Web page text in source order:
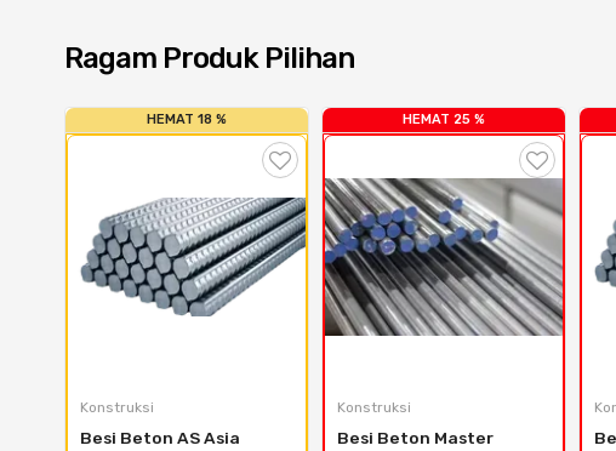
Ragam Produk Pilihan
HEMAT 18 %
Konstruksi
Besi Beton AS Asia
HEMAT 25 %
Konstruksi
Besi Beton Master